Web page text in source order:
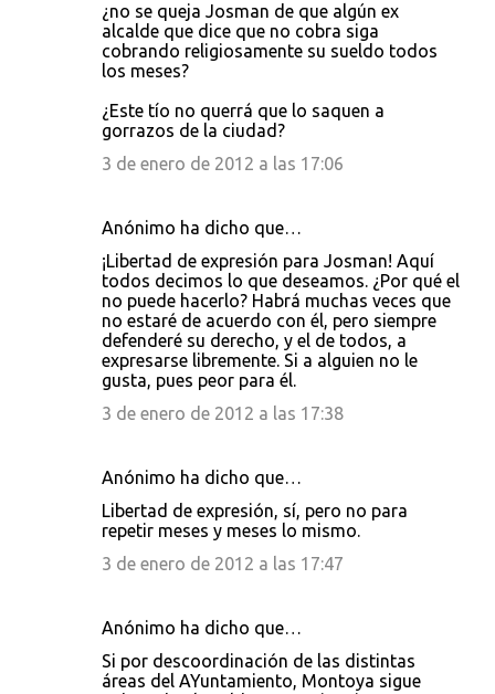
¿no se queja Josman de que algún ex
alcalde que dice que no cobra siga
cobrando religiosamente su sueldo todos
los meses?
¿Este tío no querrá que lo saquen a
gorrazos de la ciudad?
3 de enero de 2012 a las 17:06
Anónimo ha dicho que…
¡Libertad de expresión para Josman! Aquí
todos decimos lo que deseamos. ¿Por qué el
no puede hacerlo? Habrá muchas veces que
no estaré de acuerdo con él, pero siempre
defenderé su derecho, y el de todos, a
expresarse libremente. Si a alguien no le
gusta, pues peor para él.
3 de enero de 2012 a las 17:38
Anónimo ha dicho que…
Libertad de expresión, sí, pero no para
repetir meses y meses lo mismo.
3 de enero de 2012 a las 17:47
Anónimo ha dicho que…
Si por descoordinación de las distintas
áreas del AYuntamiento, Montoya sigue